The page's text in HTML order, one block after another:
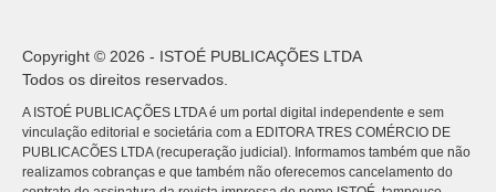
Copyright © 2026 - ISTOÉ PUBLICAÇÕES LTDA
Todos os direitos reservados.
A ISTOÉ PUBLICAÇÕES LTDA é um portal digital independente e sem
vinculação editorial e societária com a EDITORA TRES COMÉRCIO DE
PUBLICACÕES LTDA (recuperação judicial). Informamos também que não
realizamos cobranças e que também não oferecemos cancelamento do